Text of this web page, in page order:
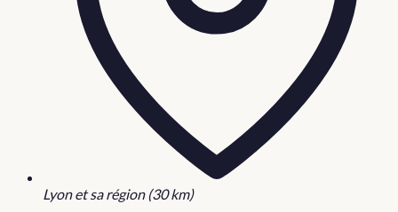
Lyon et sa région (30 km)